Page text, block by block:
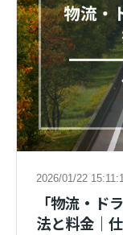
2026/01/22
「物流・ド
法と料金｜